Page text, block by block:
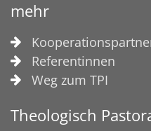
mehr
Referentinnen
Weg zum TPI
Theologisch